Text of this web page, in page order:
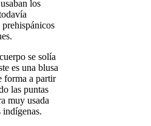
los
prehispánicos
se solía
es una blusa
forma a partir
las puntas
muy usada
indígenas.